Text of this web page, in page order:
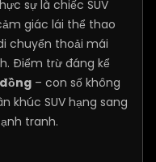
sự là chiếc SUV
giác lái thể thao
chuyển thoải mái
Điểm trừ đáng kể
– con số không
khúc SUV hạng sang
tranh.